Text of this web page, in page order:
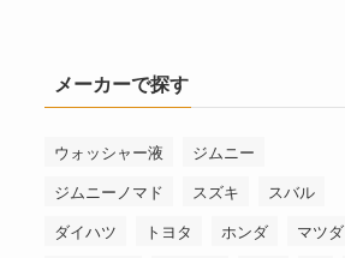
メーカーで探す
ウォッシャー液
ジムニー
ジムニーノマド
スズキ
スバル
ダイハツ
トヨタ ホンダ
マツダ